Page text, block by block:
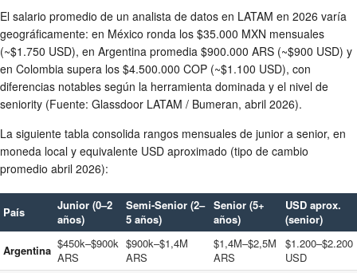
El salario promedio de un analista de datos en LATAM en 2026 varía
geográficamente: en México ronda los $35.000 MXN mensuales
(~$1.750 USD), en Argentina promedia $900.000 ARS (~$900 USD) y
en Colombia supera los $4.500.000 COP (~$1.100 USD), con
diferencias notables según la herramienta dominada y el nivel de
seniority (Fuente: Glassdoor LATAM / Bumeran, abril 2026).
La siguiente tabla consolida rangos mensuales de junior a senior, en
moneda local y equivalente USD aproximado (tipo de cambio
promedio abril 2026):
País
Junior (0–2
años)
Semi-Senior (2–
5 años)
Senior (5+
años)
USD aprox.
(senior)
Argentina $450k–$900k
ARS
$900k–$1,4M
ARS
$1,4M–$2,5M
ARS
$1.200–$2.200
USD